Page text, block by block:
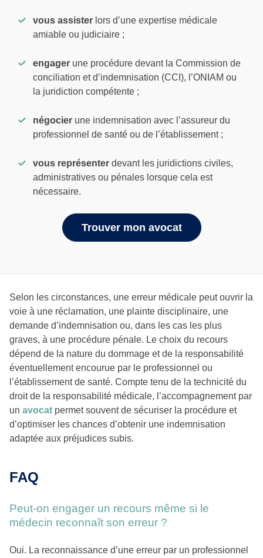
vous assister lors d’une expertise médicale
amiable ou judiciaire ;
engager une procédure devant la Commission de
conciliation et d’indemnisation (CCI), l’ONIAM ou
la juridiction compétente ;
négocier une indemnisation avec l’assureur du
professionnel de santé ou de l’établissement ;
vous représenter devant les juridictions civiles,
administratives ou pénales lorsque cela est
nécessaire.
Trouver mon avocat
Selon les circonstances, une erreur médicale peut ouvrir la
voie à une réclamation, une plainte disciplinaire, une
demande d’indemnisation ou, dans les cas les plus
graves, à une procédure pénale. Le choix du recours
dépend de la nature du dommage et de la responsabilité
éventuellement encourue par le professionnel ou
l’établissement de santé. Compte tenu de la technicité du
droit de la responsabilité médicale, l’accompagnement par
un avocat permet souvent de sécuriser la procédure et
d’optimiser les chances d’obtenir une indemnisation
adaptée aux préjudices subis.
FAQ
Peut-on engager un recours même si le
médecin reconnaît son erreur ?
Oui. La reconnaissance d’une erreur par un professionnel